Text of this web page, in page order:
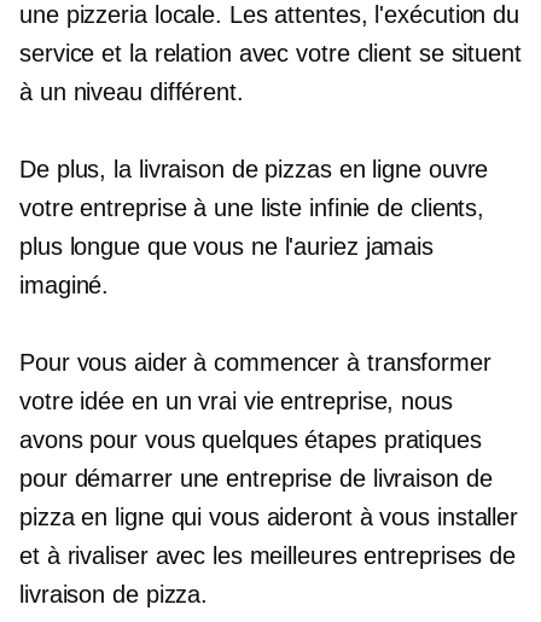
une pizzeria locale. Les attentes, l'exécution du
service et la relation avec votre client se situent
à un niveau différent.
De plus, la livraison de pizzas en ligne ouvre
votre entreprise à une liste infinie de clients,
plus longue que vous ne l'auriez jamais
imaginé.
Pour vous aider à commencer à transformer
votre idée en unvrai vieentreprise, nous
avons pour vous quelques étapes pratiques
pour démarrer une entreprise de livraison de
pizza en ligne qui vous aideront à vous installer
et à rivaliser avec les meilleures entreprises de
livraison de pizza.